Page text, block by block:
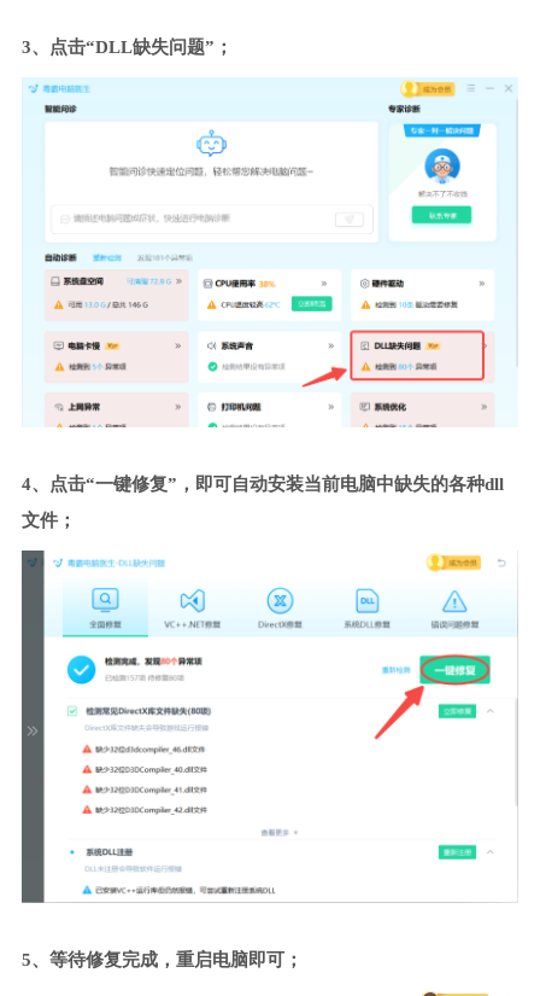
3、点击“DLL缺失问题”；
4、点击“一键修复”，即可自动安装当前电脑中缺失的各种dll
文件；
5、等待修复完成，重启电脑即可；